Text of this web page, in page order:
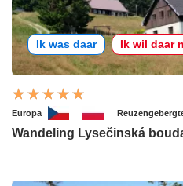
Ik was daar Ik wil daar
Europa
Wandeling Lysečinská